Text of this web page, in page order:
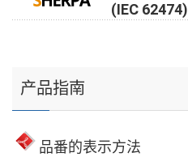
(IEC 62474)
产品指南
品番的表示方法